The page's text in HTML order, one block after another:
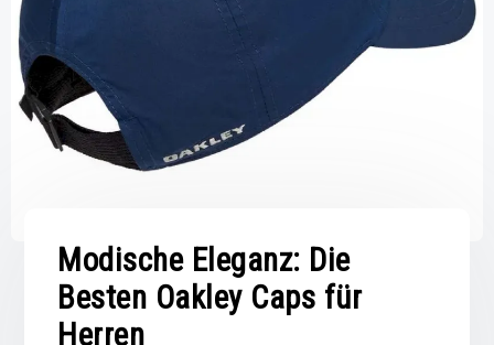
Modische Eleganz: Die
Besten Oakley Caps für
Herren